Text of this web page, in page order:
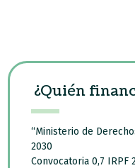
¿Quién
“Ministerio de
2030
Convocatoria 0,7 IRPF